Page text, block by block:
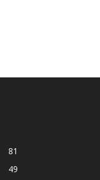
81
49